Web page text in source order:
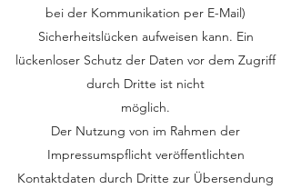
bei der Kommunikation per E-Mail)
Sicherheitslücken aufweisen kann. Ein
lückenloser Schutz der Daten vor dem Zugriff
durch Dritte ist nicht
möglich.
Der Nutzung von im Rahmen der
Impressumspflicht veröffentlichten
Kontaktdaten durch Dritte zur Übersendung